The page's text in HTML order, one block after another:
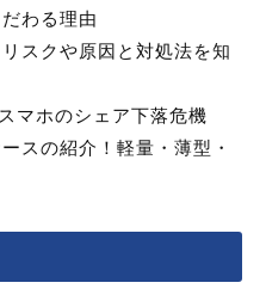
わる理由
スクや原因と対処法を知
マホのシェア下落危機
スの紹介！軽量・薄型・